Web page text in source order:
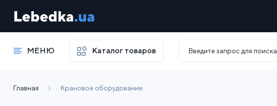
МЕНЮ Каталог товаров
Главная Крановое оборудование